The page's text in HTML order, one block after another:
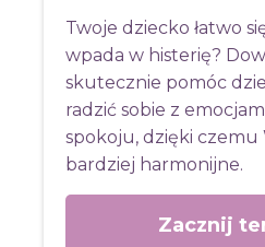
Twoje dziecko łatwo
wpada w histerię?
skutecznie pomóc
radzić sobie z
spokoju, dzięki czemu
bardziej harmonijne.
Zacznij